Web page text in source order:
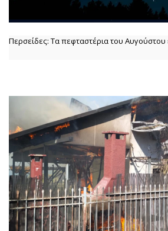
Περσείδες: Τα πεφταστέρια του